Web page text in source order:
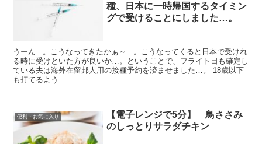
種、日本に一時帰国するタイミン
グで受けることにしました…。
うーん...。こうなってきたかぁ～...。こうなってくると日本で受けれ
る時に受けといた方が良いか…。ということで、フライト日も確定し
ている夫は海外在留邦人用の接種予約を済ませました…。 18歳以下
も打てるよう...
便利・お気に入り
【電子レンジで5分】 鳥ささみ
のしっとりサラダチキン